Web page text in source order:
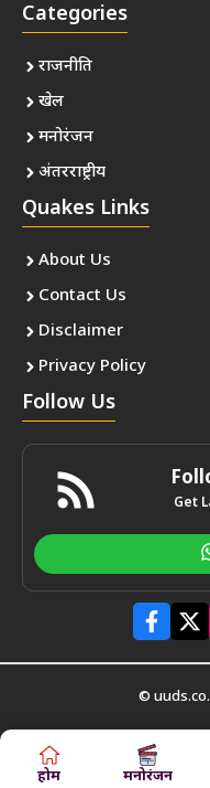
Categories
राजनीति
खेल
मनोरंजन
अंतरराष्ट्रीय
Quakes Links
About Us
Contact Us
Disclaimer
Privacy Policy
Follow Us
Get
©
होम मनोरंजन